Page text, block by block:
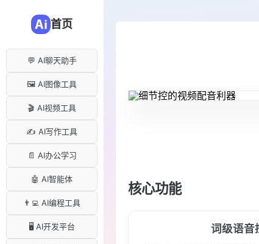
首页
💬 AI聊天助手
🖼️ AI图像工具
🎬 AI视频工具
✍️ AI写作工具
📄 AI办公学习
🤖 AI智能体
👨‍💻 AI编程工具
🖥️ AI开发平台
核心功能
词级语音